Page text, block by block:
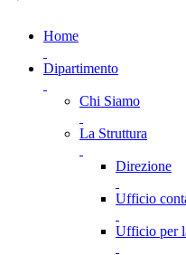
Home
Dipartimento
Chi Siamo
La Struttura
Direzione
Ufficio
Ufficio per